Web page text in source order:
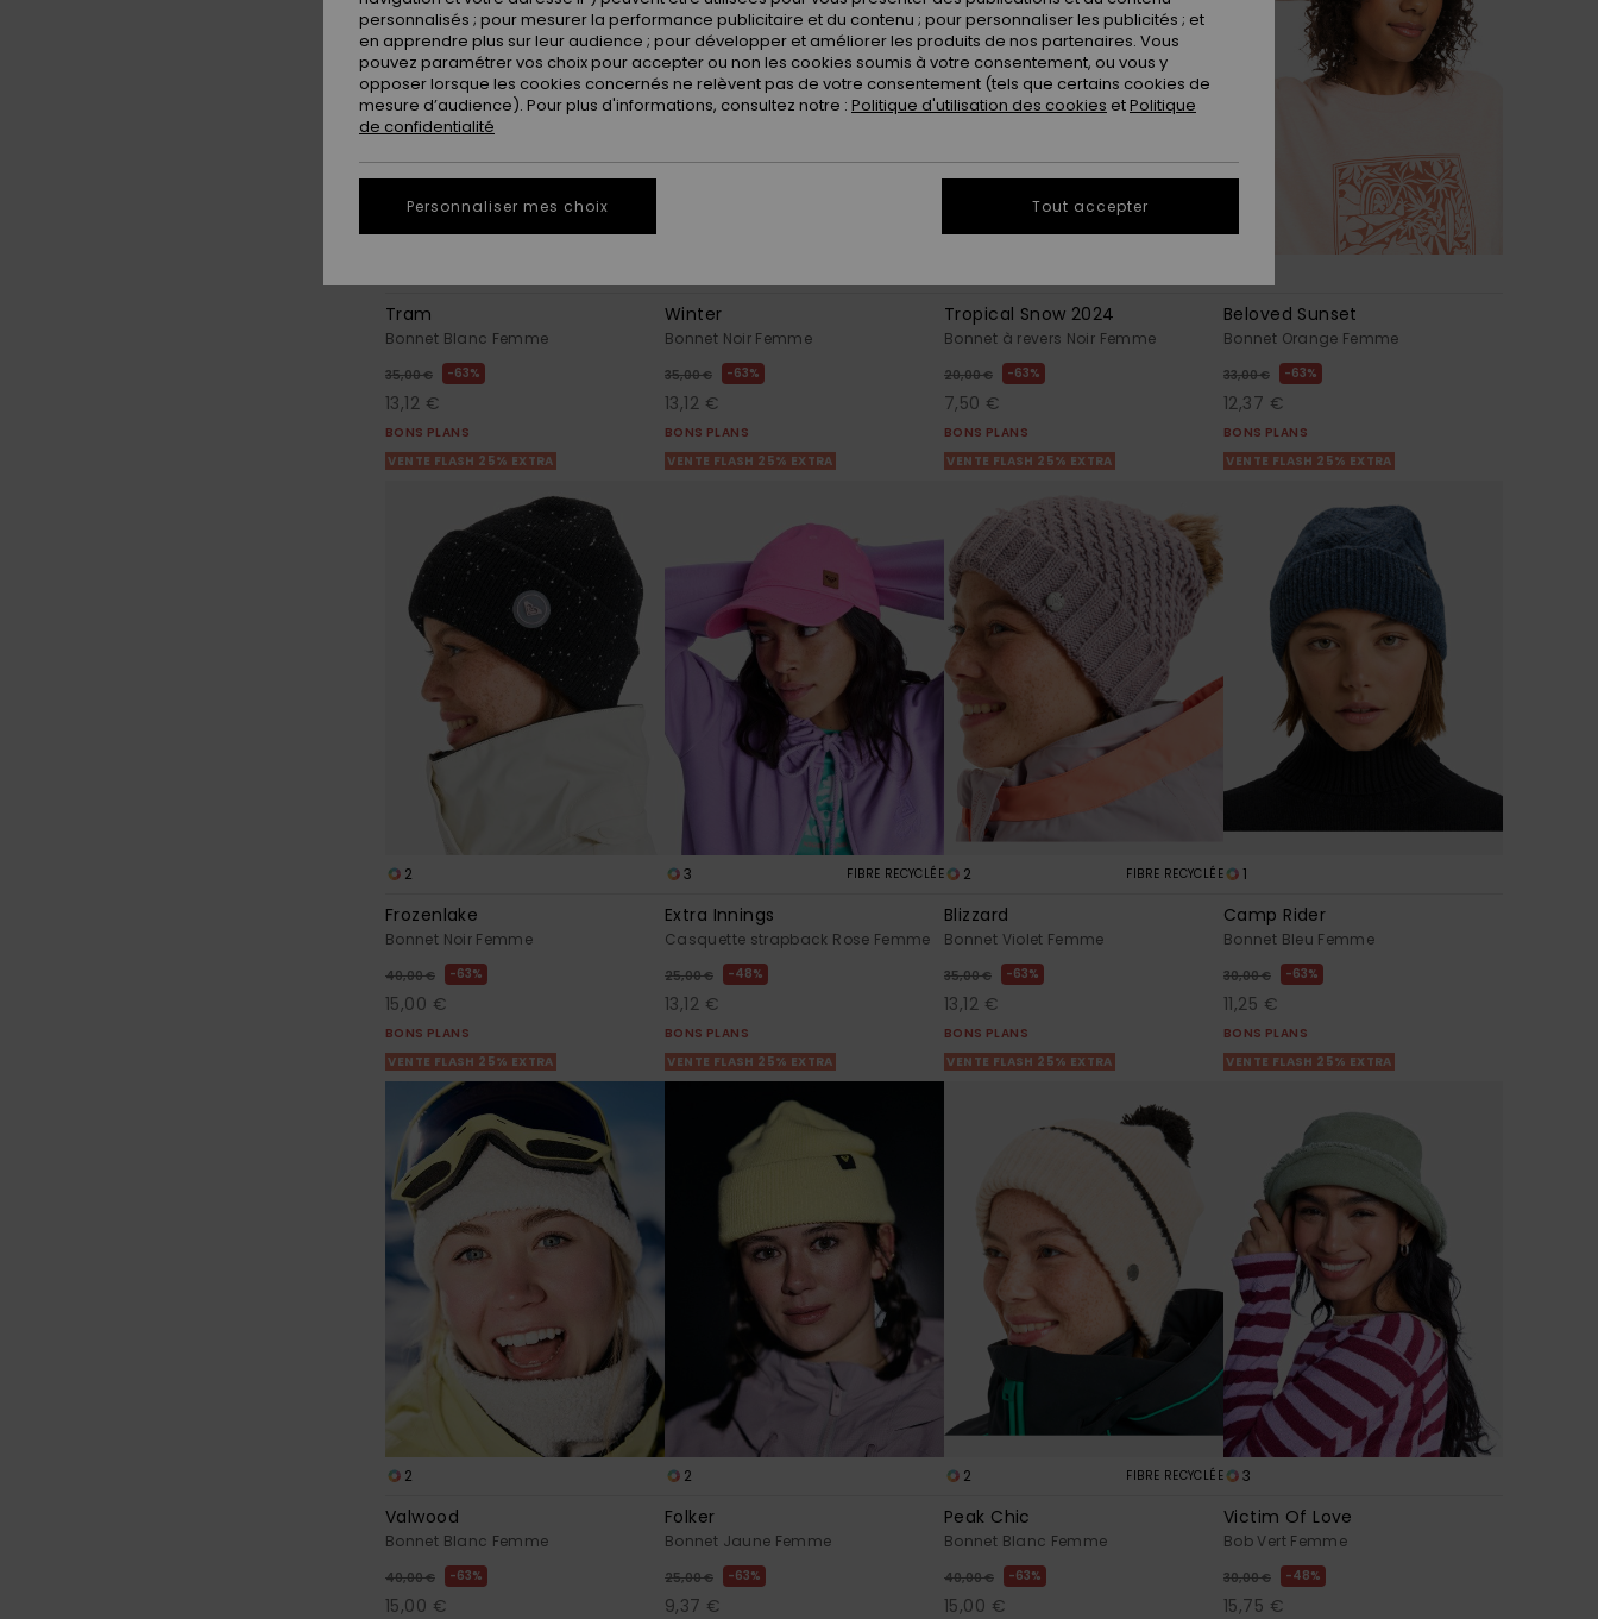
Tram
Bonnet Blanc Femme
35,00 € 63%
13,12 €
BONS PLANS
VENTE FLASH 25% EXTRA
Winter
Bonnet Noir Femme
35,00 € 63%
13,12 €
BONS PLANS
VENTE FLASH 25% EXTRA
Tropical Snow 2024
Bonnet à revers Noir Femme
20,00 € 63%
7,50 €
BONS PLANS
VENTE FLASH 25% EXTRA
Beloved Sunset
Bonnet Orange Femme
33,00 € 63%
12,37 €
BONS PLANS
VENTE FLASH 25% EXTRA
2
Frozenlake
Bonnet Noir Femme
40,00 € 63%
15,00 €
BONS PLANS
VENTE FLASH 25% EXTRA
3 FIBRE RECYCLÉE
Extra Innings
Casquette strapback Rose Femme
25,00 € 48%
13,12 €
BONS PLANS
VENTE FLASH 25% EXTRA
2 FIBRE RECYCLÉE
Blizzard
Bonnet Violet Femme
35,00 € 63%
13,12 €
BONS PLANS
VENTE FLASH 25% EXTRA
1
Camp Rider
Bonnet Bleu Femme
30,00 € 63%
11,25 €
BONS PLANS
VENTE FLASH 25% EXTRA
2
Valwood
Bonnet Blanc Femme
40,00 € 63%
15,00 €
2
Folker
Bonnet Jaune Femme
25,00 € 63%
9,37 €
2 FIBRE RECYCLÉE
Peak Chic
Bonnet Blanc Femme
40,00 € 63%
15,00 €
3
Victim Of Love
Bob Vert Femme
30,00 € 48%
15,75 €
personnalisés ; pour mesurer la performance publicitaire et du contenu ; pour personnaliser les publicités ; et
en apprendre plus sur leur audience ; pour développer et améliorer les produits de nos partenaires. Vous
pouvez paramétrer vos choix pour accepter ou non les cookies soumis à votre consentement, ou vous y
opposer lorsque les cookies concernés ne relèvent pas de votre consentement (tels que certains cookies de
mesure d’audience). Pour plus d'informations, consultez notre : Politique d'utilisation des cookies etPolitique
de confidentialité
Personnaliser mes choix Tout accepter